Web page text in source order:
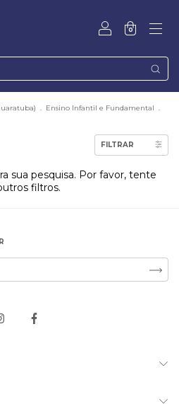
0
. Ensino Infantil e Fundamental .
FILTRAR
sua pesquisa. Por favor, tente
filtros.